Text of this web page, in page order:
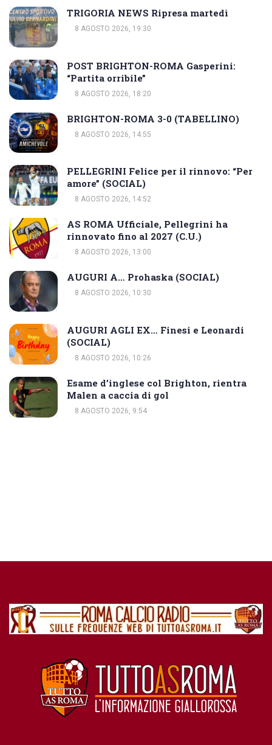
TRIGORIA NEWS Ripresa martedì
8 AGOSTO 2026, 19:30
POST BRIGHTON-ROMA Gasperini:
“Partita orribile”
8 AGOSTO 2026, 18:20
BRIGHTON-ROMA 3-0 (TABELLINO)
8 AGOSTO 2026, 14:55
PELLEGRINI Felice per il rinnovo: “Per
amore” (SOCIAL)
8 AGOSTO 2026, 14:52
AS ROMA Ufficiale, Pellegrini ha
rinnovato fino al 2027 (C.U.)
8 AGOSTO 2026, 13:00
AUGURI A… Prohaska (SOCIAL)
8 AGOSTO 2026, 10:30
AUGURI AGLI EX… Finesi e Leonardi
(SOCIAL)
8 AGOSTO 2026, 10:26
Esame d’inglese col Brighton, rientra
Malen a caccia di gol
8 AGOSTO 2026, 9:54